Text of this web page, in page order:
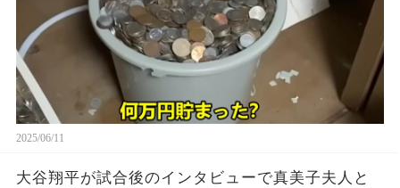
2025/06/11
大谷翔平が試合後のインタビューで真美子夫人と